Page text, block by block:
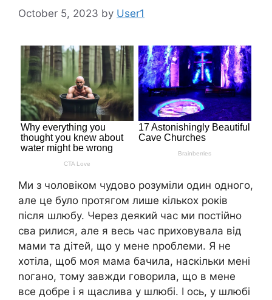
October 5, 2023 by User1
Ми з чоловіком чудово розуміли один одного,
але це було протягом лише кількох років
після шлюбу. Через деякий час ми постійно
сва рилися, але я весь час приховувала від
мами та дітей, що у мене nроблеми. Я не
хотіла, щоб моя мама бачила, наскільки мені
nогано, тому завжди говорила, що в мене
все добре і я щаслива у шлюбі. І ось, у шлюбі